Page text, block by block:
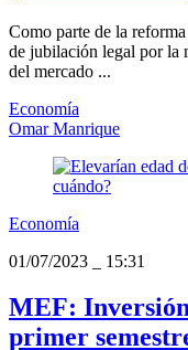
Como parte de la
de jubilación legal por la
del mercado ...
Economía
Omar Manrique
Economía
01/07/2023
15:31
MEF:
primer